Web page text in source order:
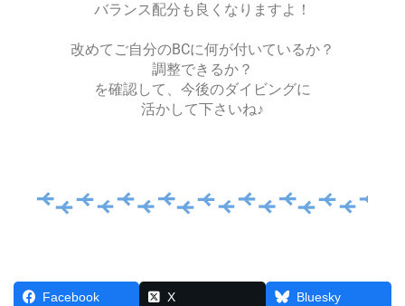
バランス配分も良くなりますよ！
改めてご自分のBCに何が付いているか？
調整できるか？
を確認して、今後のダイビングに
活かして下さいね♪
Facebook X Bluesky